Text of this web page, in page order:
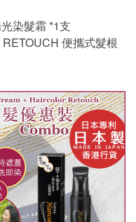
染髮霜 *1支
便攜式髮根